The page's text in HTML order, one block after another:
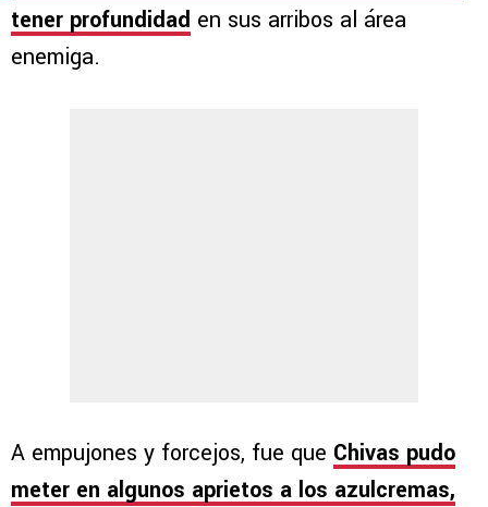
tener profundidad en sus arribos al área
enemiga.
A empujones y forcejos, fue que Chivas pudo
meter en algunos aprietos a los azulcremas,